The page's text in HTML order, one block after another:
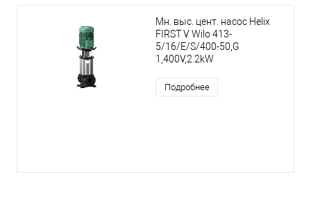
Мн. выс. цент. насос Helix
FIRST V Wilo 413-
5/16/E/S/400-50,G
1,400V,2.2kW
Подробнее